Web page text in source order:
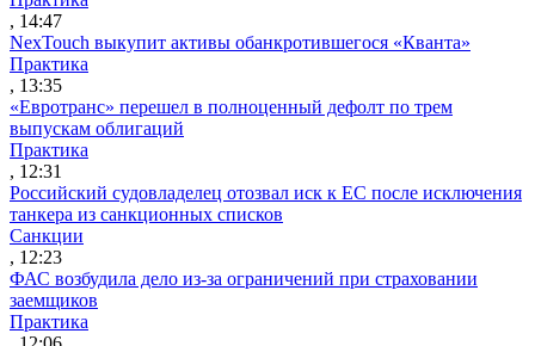
, 14:47
NexTouch выкупит активы обанкротившегося «Кванта»
Практика
, 13:35
«Евротранс» перешел в полноценный дефолт по трем
выпускам облигаций
Практика
, 12:31
Российский судовладелец отозвал иск к ЕС после исключения
танкера из санкционных списков
Санкции
, 12:23
ФАС возбудила дело из-за ограничений при страховании
заемщиков
Практика